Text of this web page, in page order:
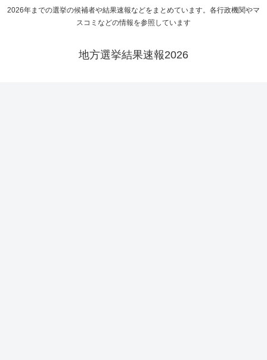
2026年までの選挙の候補者や結果速報などをまとめています。各行政機関やマ
スコミなどの情報を参照しています
地方選挙結果速報2026